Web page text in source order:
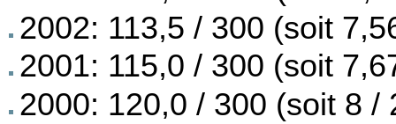
2002: 113,5 / 300 (soit
2001: 115,0 / 300 (soit
2000: 120,0 / 300 (soit 8 /